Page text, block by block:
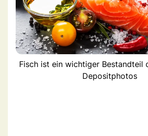
Fisch ist ein wichtiger Bestandteil
Depositphotos